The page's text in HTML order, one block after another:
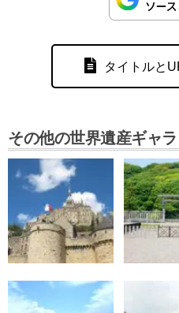
タイトルと
その他の世界遺産ギャ